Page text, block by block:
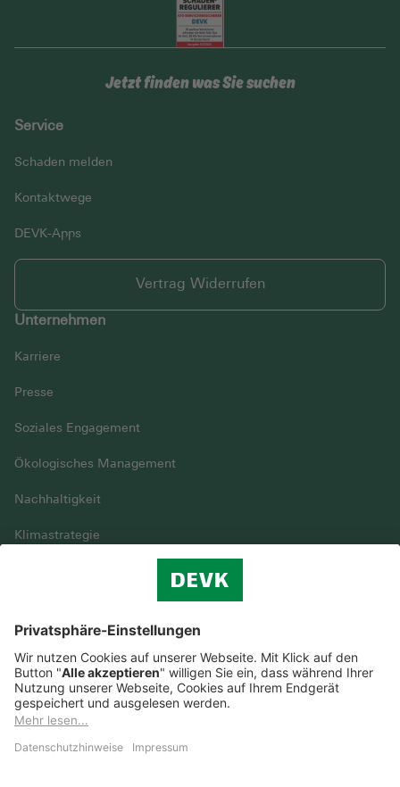
Jetzt finden was Sie suchen
Service
Schaden melden
Kontaktwege
DEVK-Apps
Vertrag Widerrufen
Unternehmen
Karriere
Presse
Soziales Engagement
Ökologisches Management
Nachhaltigkeit
Klimastrategie
Streitbeilegung
Nutzungshinweise
EU-Transparenzverordnung
Cookie-Einstellungen
Barrierefreiheit